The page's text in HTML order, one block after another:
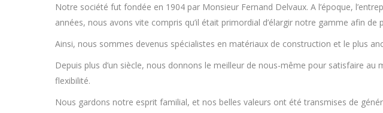
Notre société fut fondée en 1904 par Monsieur Fernand Delvaux. A l’époque,
années, nous avons vite compris qu’il était primordial d’élargir notre gamme afin
Ainsi, nous sommes devenus spécialistes en matériaux de construction et le plus
Depuis plus d’un siècle, nous donnons le meilleur de nous-même pour satisfaire
flexibilité.
Nous gardons notre esprit familial, et nos belles valeurs ont été transmises de